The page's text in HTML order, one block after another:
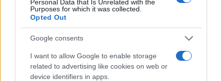
Personal Data that Is Unrelated with the
Purposes for which it was collected.
Opted Out
Google consents
I want to allow Google to enable storage
related to advertising like cookies on web or
device identifiers in apps.
fine agosto